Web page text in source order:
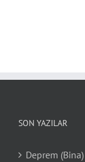
SON YAZILAR
Deprem